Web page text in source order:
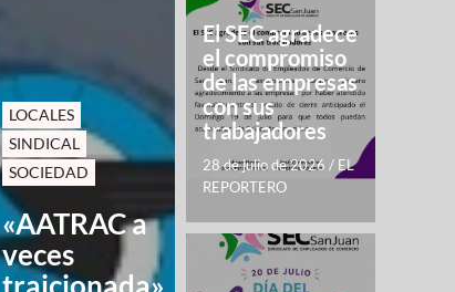
LOCALES
SINDICAL
SOCIEDAD
«AATRAC a
veces
El SEC agradece
el compromiso
de las empresas
con sus
trabajadores
28 de julio de 2026 / EL
REPORTERO